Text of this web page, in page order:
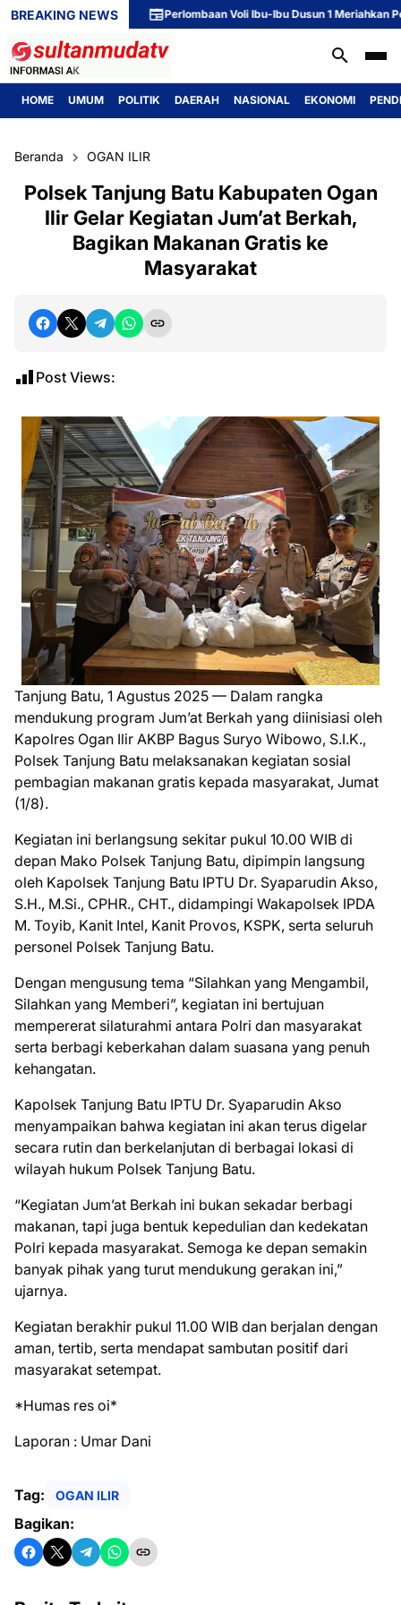
BREAKING NEWS Perlombaan Voli Ibu-Ibu Dusun 1 Meriahkan
HOME UMUM POLITIK DAERAH NASIONAL EKONOMI
Beranda OGAN ILIR
Polsek Tanjung Batu Kabupaten Ogan
Ilir Gelar Kegiatan Jum’at Berkah,
Bagikan Makanan Gratis ke
Masyarakat
Post Views:
Tanjung Batu, 1 Agustus 2025 — Dalam rangka
mendukung program Jum’at Berkah yang diinisiasi oleh
Kapolres Ogan Ilir AKBP Bagus Suryo Wibowo, S.I.K.,
Polsek Tanjung Batu melaksanakan kegiatan sosial
pembagian makanan gratis kepada masyarakat, Jumat
(1/8).
Kegiatan ini berlangsung sekitar pukul 10.00 WIB di
depan Mako Polsek Tanjung Batu, dipimpin langsung
oleh Kapolsek Tanjung Batu IPTU Dr. Syaparudin Akso,
S.H., M.Si., CPHR., CHT., didampingi Wakapolsek IPDA
M. Toyib, Kanit Intel, Kanit Provos, KSPK, serta seluruh
personel Polsek Tanjung Batu.
Dengan mengusung tema “Silahkan yang Mengambil,
Silahkan yang Memberi”, kegiatan ini bertujuan
mempererat silaturahmi antara Polri dan masyarakat
serta berbagi keberkahan dalam suasana yang penuh
kehangatan.
Kapolsek Tanjung Batu IPTU Dr. Syaparudin Akso
menyampaikan bahwa kegiatan ini akan terus digelar
secara rutin dan berkelanjutan di berbagai lokasi di
wilayah hukum Polsek Tanjung Batu.
“Kegiatan Jum’at Berkah ini bukan sekadar berbagi
makanan, tapi juga bentuk kepedulian dan kedekatan
Polri kepada masyarakat. Semoga ke depan semakin
banyak pihak yang turut mendukung gerakan ini,”
ujarnya.
Kegiatan berakhir pukul 11.00 WIB dan berjalan dengan
aman, tertib, serta mendapat sambutan positif dari
masyarakat setempat.
*Humas res oi*
Laporan : Umar Dani
Tag: OGAN ILIR
Bagikan: